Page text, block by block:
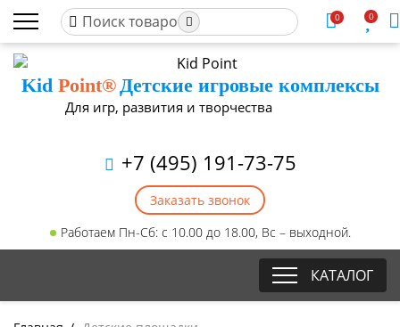
0 0
KidPoint®Детские игровые комплексы
Для игр, развития и творчества
+7 (495) 191-73-75
Заказать звонок
Работаем Пн-Сб: с 10.00 до 18.00, Вс – выходной.
КАТАЛОГ